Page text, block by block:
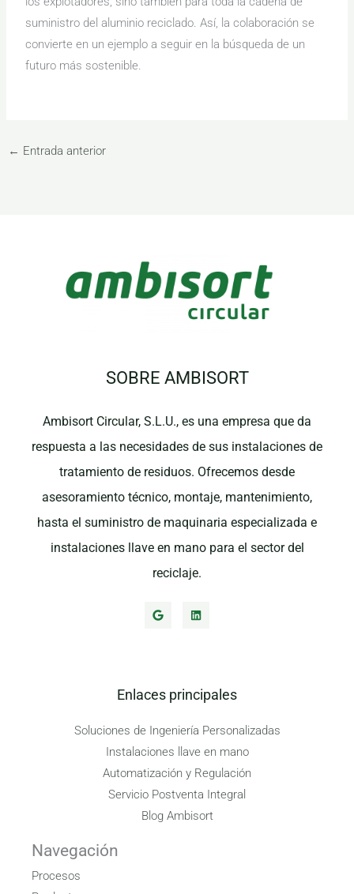
suministro del aluminio reciclado. Así, la colaboración se
convierte en un ejemplo a seguir en la búsqueda de un
futuro más sostenible.
← Entrada anterior
SOBRE AMBISORT
Ambisort Circular, S.L.U., es una empresa que da
respuesta a las necesidades de sus instalaciones de
tratamiento de residuos. Ofrecemos desde
asesoramiento técnico, montaje, mantenimiento,
hasta el suministro de maquinaria especializada e
instalaciones llave en mano para el sector del
reciclaje.
Enlaces principales
Soluciones de Ingeniería Personalizadas
Instalaciones llave en mano​
Automatización y Regulación
Servicio Postventa Integral
Blog Ambisort
Navegación
Procesos